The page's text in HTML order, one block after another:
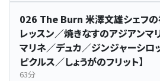
026 The Burn 米澤文雄シェフの
レッスン／焼きなすのアジアン
マリネ／デュカ／ジンジャーシロ
ピクルス／しょうがのフリット】
63分